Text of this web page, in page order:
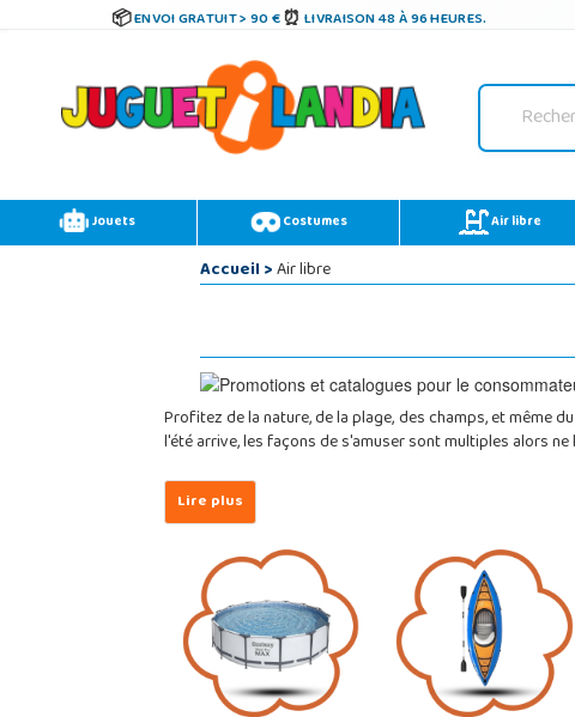
ENVOI GRATUIT > 90 € LIVRAISON 48 À 96 HEURES.
Jouets Costumes Air libre
Accueil>Air libre
Profitez de la nature, de la plage, des champs, et même
l'été arrive, les façons de s'amuser sont multiples alors